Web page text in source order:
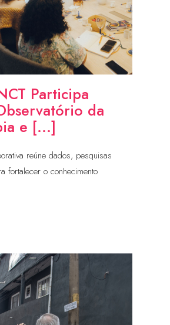
Participa
da
e [...]
reúne dados, pesquisas
fortalecer o conhecimento